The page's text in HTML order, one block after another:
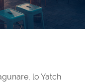
lo Yatch